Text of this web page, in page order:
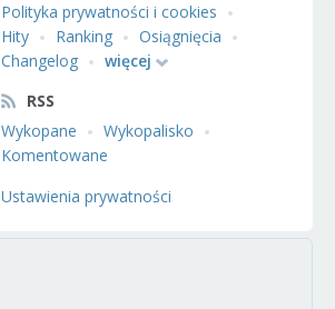
Polityka prywatności i cookies
Hity
Ranking
Osiągnięcia
Changelog
więcej
RSS
Wykopane
Wykopalisko
Komentowane
Ustawienia prywatności